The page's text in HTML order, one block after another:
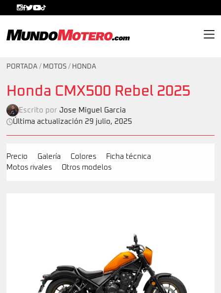
PORTADA / MOTOS / HONDA
Honda CMX500 Rebel 2025
Escrito por Jose Miguel Garcia
Última actualización 29 julio, 2025
Precio Galería Colores
Ficha técnica
Motos rivales
Otros modelos